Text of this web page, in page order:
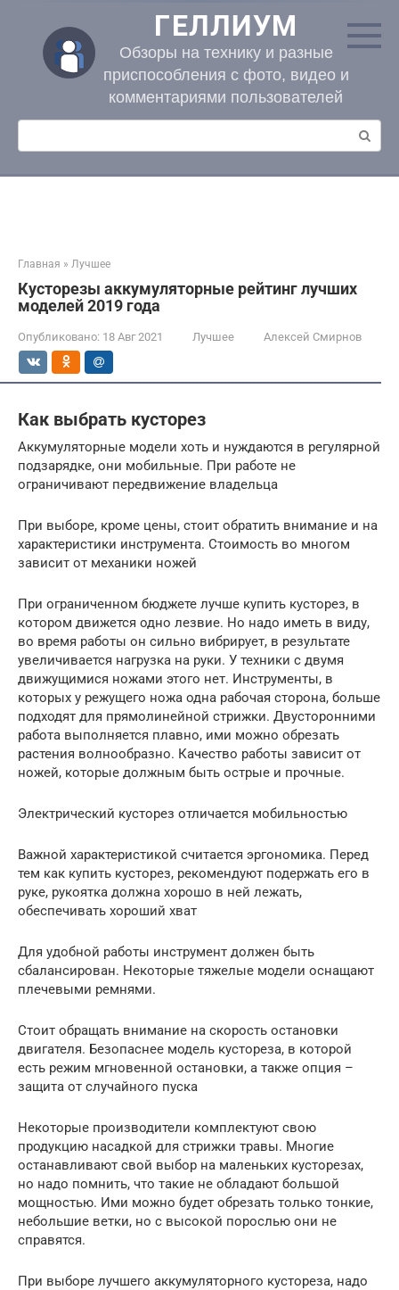
контенту
ГЕЛЛИУМ
Обзоры на технику и разные
приспособления с фото, видео и
комментариями пользователей
Поиск:
Главная » Лучшее
Кусторезы аккумуляторные рейтинг лучших
моделей 2019 года
Опубликовано: 18 Авг 2021 Лучшее Алексей Смирнов
Как выбрать кусторез
Аккумуляторные модели хоть и нуждаются в регулярной
подзарядке, они мобильные. При работе не
ограничивают передвижение владельца
При выборе, кроме цены, стоит обратить внимание и на
характеристики инструмента. Стоимость во многом
зависит от механики ножей
При ограниченном бюджете лучше купить кусторез, в
котором движется одно лезвие. Но надо иметь в виду,
во время работы он сильно вибрирует, в результате
увеличивается нагрузка на руки. У техники с двумя
движущимися ножами этого нет. Инструменты, в
которых у режущего ножа одна рабочая сторона, больше
подходят для прямолинейной стрижки. Двусторонними
работа выполняется плавно, ими можно обрезать
растения волнообразно. Качество работы зависит от
ножей, которые должным быть острые и прочные.
Электрический кусторез отличается мобильностью
Важной характеристикой считается эргономика. Перед
тем как купить кусторез, рекомендуют подержать его в
руке, рукоятка должна хорошо в ней лежать,
обеспечивать хороший хват
Для удобной работы инструмент должен быть
сбалансирован. Некоторые тяжелые модели оснащают
плечевыми ремнями.
Стоит обращать внимание на скорость остановки
двигателя. Безопаснее модель кустореза, в которой
есть режим мгновенной остановки, а также опция –
защита от случайного пуска
Некоторые производители комплектуют свою
продукцию насадкой для стрижки травы. Многие
останавливают свой выбор на маленьких кусторезах,
но надо помнить, что такие не обладают большой
мощностью. Ими можно будет обрезать только тонкие,
небольшие ветки, но с высокой порослью они не
справятся.
При выборе лучшего аккумуляторного кустореза, надо